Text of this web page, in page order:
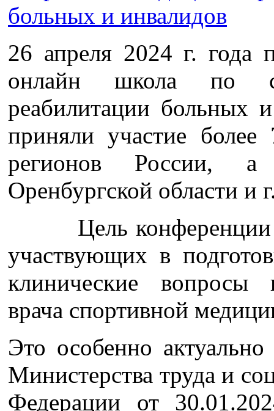
26 апреля 2024 г. года
онлайн школа по
реабилитации больных
приняли участие более
регионов России,
Оренбургской области и
Цель конференции –
участвующих в
клинические вопросы
врача спортивной
Это особенно
Министерства труда и
Федерации от